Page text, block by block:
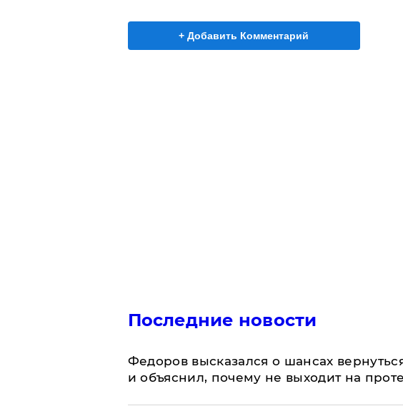
+ Добавить Комментарий
Последние новости
Федоров высказался о шансах
и объяснил, почему не выходит на